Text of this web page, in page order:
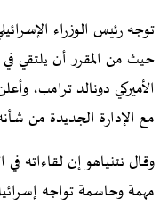
توجه رئيس الوزراء
حيث من المقرر أن يلتقي
الأميركي دونالد ترامب،
مع الإدارة الجديدة من
وقال نتنياهو إن لقاءاته
مهمة وحاسمة تواجه